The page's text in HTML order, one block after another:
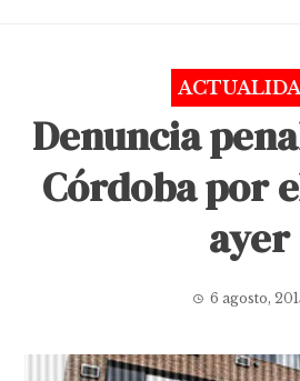
Denuncia
Córdoba por
ayer
6 agosto,